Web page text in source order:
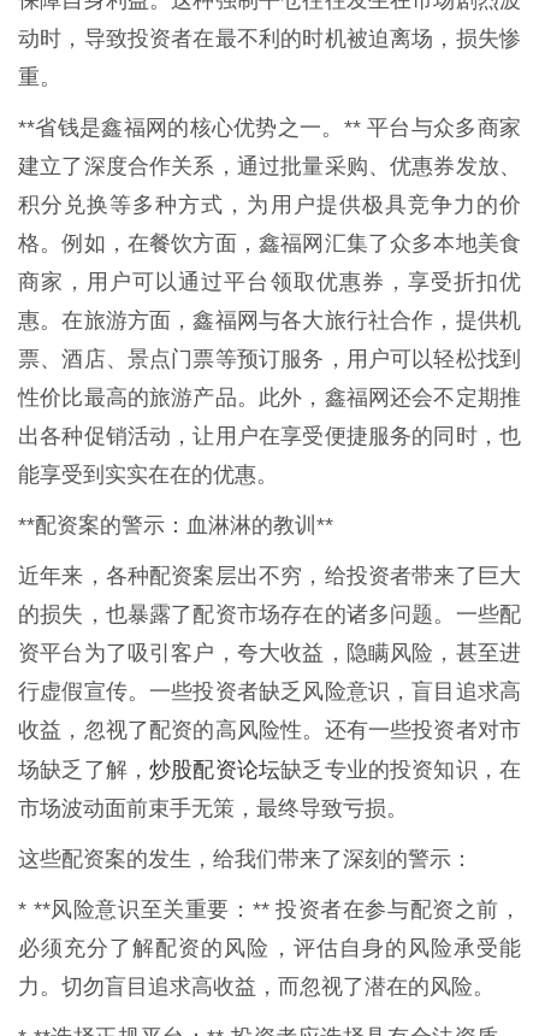
动时，导致投资者在最不利的时机被迫离场，损失惨
重。
**省钱是鑫福网的核心优势之一。** 平台与众多商家
建立了深度合作关系，通过批量采购、优惠券发放、
积分兑换等多种方式，为用户提供极具竞争力的价
格。例如，在餐饮方面，鑫福网汇集了众多本地美食
商家，用户可以通过平台领取优惠券，享受折扣优
惠。在旅游方面，鑫福网与各大旅行社合作，提供机
票、酒店、景点门票等预订服务，用户可以轻松找到
性价比最高的旅游产品。此外，鑫福网还会不定期推
出各种促销活动，让用户在享受便捷服务的同时，也
能享受到实实在在的优惠。
**配资案的警示：血淋淋的教训**
近年来，各种配资案层出不穷，给投资者带来了巨大
的损失，也暴露了配资市场存在的诸多问题。一些配
资平台为了吸引客户，夸大收益，隐瞒风险，甚至进
行虚假宣传。一些投资者缺乏风险意识，盲目追求高
收益，忽视了配资的高风险性。还有一些投资者对市
场缺乏了解，炒股配资论坛缺乏专业的投资知识，在
市场波动面前束手无策，最终导致亏损。
这些配资案的发生，给我们带来了深刻的警示：
* **风险意识至关重要：** 投资者在参与配资之前，
必须充分了解配资的风险，评估自身的风险承受能
力。切勿盲目追求高收益，而忽视了潜在的风险。